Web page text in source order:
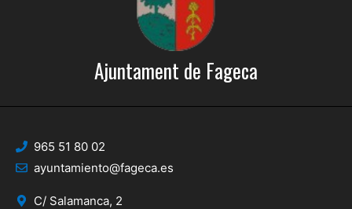
Ajuntament de Fageca
965 51 80 02
ayuntamiento@fageca.es
C/ Salamanca, 2